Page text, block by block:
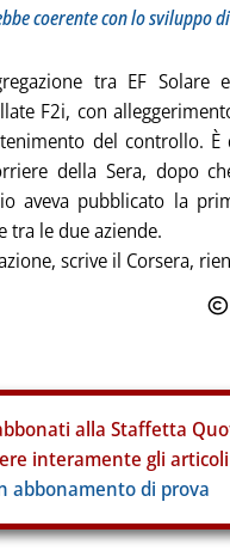
coerente con lo sviluppo
tra EF Solare
F2i, con
del controllo.
della Sera, dopo
aveva pubblicato la
tra le due aziende.
scrive il Corsera,
alla Staffetta
interamente gli
abbonamento di prova